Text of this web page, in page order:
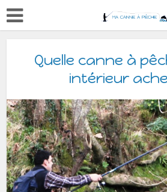
Quelle canne à
intérieur